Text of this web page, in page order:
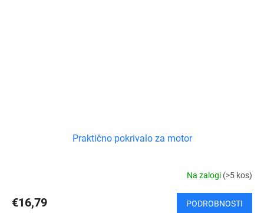
Praktično pokrivalo za motor
Na zalogi (>5 kos)
€16,79 PODROBNOSTI